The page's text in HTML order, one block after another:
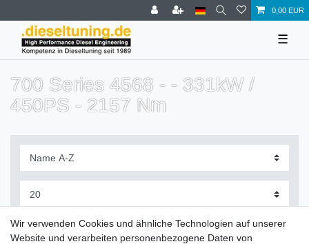
0,00 EUR
☰
700 Series 4568 - - 331kW /
450PS - 2157 Nm
Filter
Wir verwenden Cookies und ähnliche Technologien auf unserer
Website und verarbeiten personenbezogene Daten von